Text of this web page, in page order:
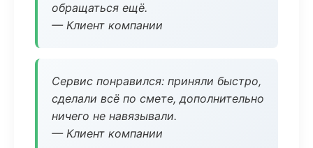
обращаться ещё.
— Клиент компании
Сервис понравился: приняли быстро,
сделали всё по смете, дополнительно
ничего не навязывали.
— Клиент компании